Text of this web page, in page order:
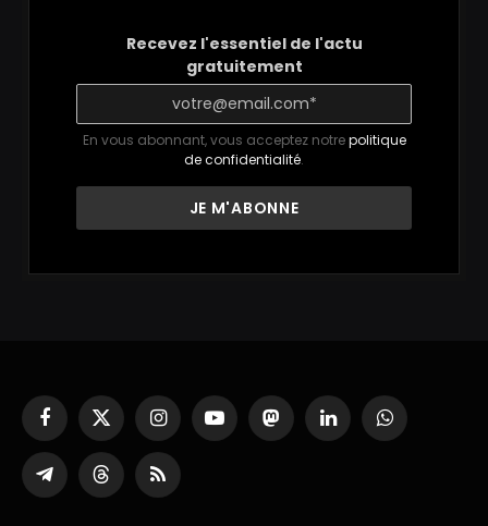
Recevez l'essentiel de l'actu
gratuitement
En vous abonnant, vous acceptez notrepolitique
de confidentialité.
Facebook
X
(Twitter)
InstagramYouTubeMastodonLinkedInWhatsApp
Partager
sur
ThreadsRSS